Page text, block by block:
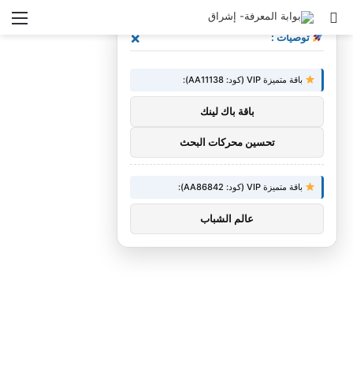
بحث
عنتوصيات : ×
باقة متميزة VIP (كود: AA11138):
باقة باك لينك
تحسين محركات البحث
باقة متميزة VIP (كود: AA86842):
عالم الشباب